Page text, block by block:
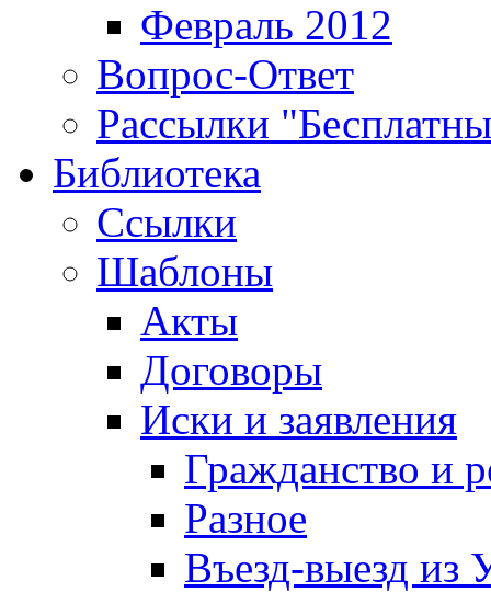
Февраль 2012
Вопрос-Ответ
Рассылки
Библиотека
Ссылки
Шаблоны
Акты
Договоры
Иски и заявления
Гражданство и
Разное
Въезд-выезд из